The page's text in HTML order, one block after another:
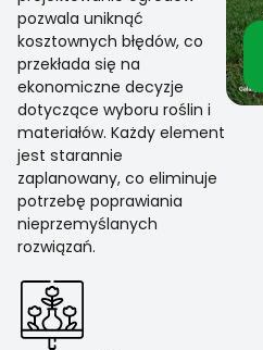
pozwala uniknąć
kosztownych błędów, co
przekłada się na
ekonomiczne decyzje
dotyczące wyboru roślin i
materiałów. Każdy element
jest starannie
zaplanowany, co eliminuje
potrzebę poprawiania
nieprzemyślanych
rozwiązań.